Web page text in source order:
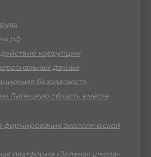
коррупции
данных
безопасность
Липецкую область вместе
формирования экологической
платформа «Зеленая школа»